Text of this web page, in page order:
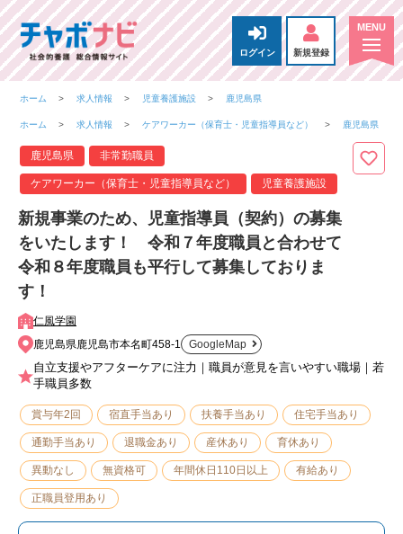
ログイン 新規登録
ホーム 求人情報 児童養護施設 鹿児島県
ホーム 求人情報 ケアワーカー（保育士・児童指導員など） 鹿児島県
鹿児島県 非常勤職員
ケアワーカー（保育士・児童指導員など） 児童養護施設
新規事業のため、児童指導員（契約）の募集
をいたします！ 令和７年度職員と合わせて
令和８年度職員も平行して募集しておりま
す！
仁風学園
鹿児島県鹿児島市本名町458-1
GoogleMap
自立支援やアフターケアに注力｜職員が意見を言いやすい職場｜若
手職員多数
賞与年2回 宿直手当あり 扶養手当あり 住宅手当あり
通勤手当あり 退職金あり 産休あり 育休あり
異動なし 無資格可 年間休日110日以上 有給あり
正職員登用あり